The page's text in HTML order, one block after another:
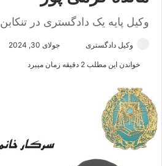
وکیل پایه یک دادگستری در تنکابن
وکیل دادگستری جولای 30, 2024
خواندن این مطلب 2 دقیقه زمان میبرد